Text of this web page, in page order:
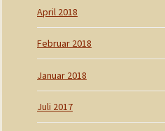
April 2018
Februar 2018
Januar 2018
Juli 2017